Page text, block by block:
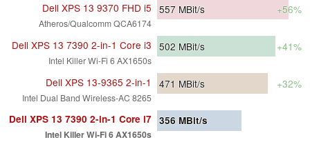
Dell XPS 13 9370 FHD i5
Atheros/Qualcomm QCA6174
557 MBit/s +56%
Dell XPS 13 7390 2-in-1 Core i3
Intel Killer Wi-Fi 6 AX1650s
502 MBit/s +41%
Dell XPS 13-9365 2-in-1
Intel Dual Band Wireless-AC 8265
471 MBit/s +32%
Dell XPS 13 7390 2-in-1 Core i7
Intel Killer Wi-Fi 6 AX1650s
356 MBit/s